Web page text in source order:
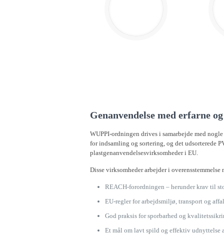
Genanvendelse med erfarne
WUPPI-ordningen drives i samarbejde med
for indsamling og sortering, og det udsorterede
plastgenanvendelsesvirksomheder i EU.
Disse virksomheder arbejder i overensstemmelse
REACH-forordningen – herunder krav til
EU-regler for arbejdsmiljø, transport og
God praksis for sporbarhed og
Et mål om lavt spild og effektiv udnyttelse